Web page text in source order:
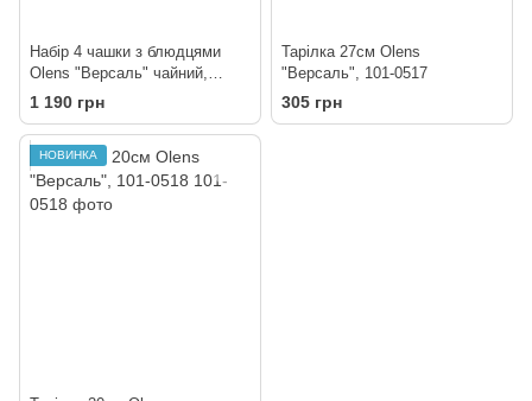
Набір 4 чашки з блюдцями
Olens "Версаль" чайний,
270мл, 101-0574
1 190 грн
Тарілка 27см Olens
"Версаль", 101-0517
305 грн
НОВИНКА